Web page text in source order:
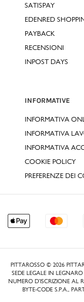
SATISPAY
EDENRED
PAYBACK
RECENSIONI
INPOST DAYS
INFORMATIVE
INFORMATIVA
INFORMATIVA
INFORMATIVA
COOKIE POLICY
PREFERENZE DEI
PITTAROSSO © 2026
SEDE LEGALE IN
NUMERO D’ISCRIZIONE AL
BYTE-CODE S.P.A.,